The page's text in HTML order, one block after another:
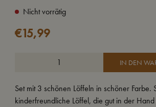
Nicht vorrätig
€15,99
IN DEN
Set mit 3 schönen Löffeln in schöner Farbe.
kinderfreundliche Löffel, die gut in der